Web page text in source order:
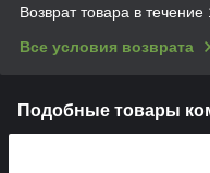
Возврат товара в
Все условия возврата
Подобные товары